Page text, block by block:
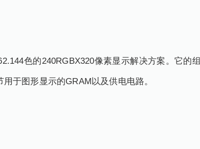
色的240RGBX320像素显示解决方案。它的组
于图形显示的GRAM以及供电电路。